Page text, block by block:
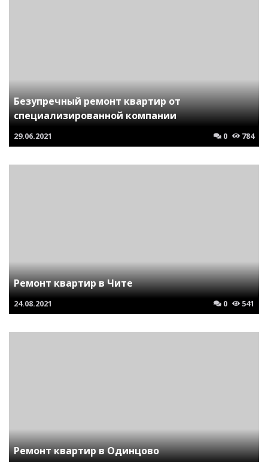
Безупречный ремонт квартир от
специализированной компании
29.06.2021 0 784
Ремонт квартир в Чите
24.08.2021 0 541
Ремонт квартир в Одинцово